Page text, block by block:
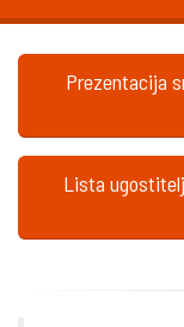
Prezentacija
Lista